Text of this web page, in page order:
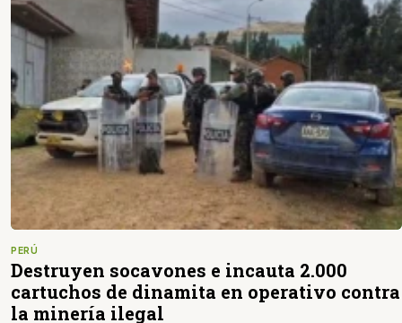
PERÚ
Destruyen socavones e incauta 2.000
cartuchos de dinamita en operativo contra
la minería ilegal